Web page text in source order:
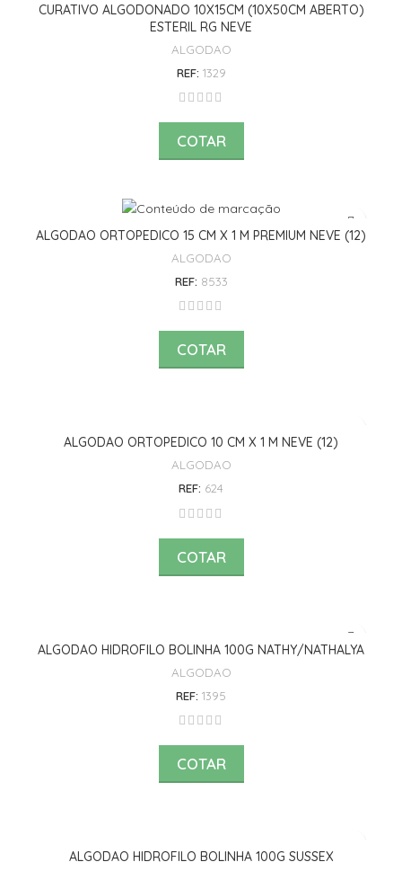
CURATIVO ALGODONADO 10X15CM (10X50CM ABERTO)
ESTERIL RG NEVE
ALGODAO
REF: 1329
COTAR
ALGODAO ORTOPEDICO 15 CM X 1 M PREMIUM NEVE (12)
ALGODAO
REF: 8533
COTAR
ALGODAO ORTOPEDICO 10 CM X 1 M NEVE (12)
ALGODAO
REF: 624
COTAR
ALGODAO HIDROFILO BOLINHA 100G NATHY/NATHALYA
ALGODAO
REF: 1395
COTAR
ALGODAO HIDROFILO BOLINHA 100G SUSSEX